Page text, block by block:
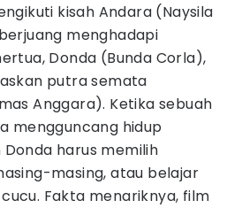
kisah Andara (Naysila
menghadapi
Donda (Bunda Corla),
putra semata
Anggara). Ketika sebuah
mengguncang hidup
harus memilih
masing, atau belajar
Fakta menariknya, film